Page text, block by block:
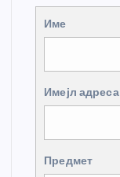
Име
Имејл адреса
Предмет